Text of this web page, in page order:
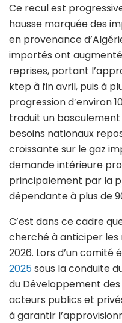
Ce recul est
hausse marquée des
en provenance
importés ont augmenté
reprises, portant
ktep à fin avril, puis à
progression d’environ
traduit un
besoins nationaux
croissante sur le gaz
demande intérieure
principalement par la
dépendante à plus de
C’est dans ce cadre
cherché à anticiper les
2026. Lors d’un comité
2025sous la conduite
du Développement
acteurs publics et
à garantir